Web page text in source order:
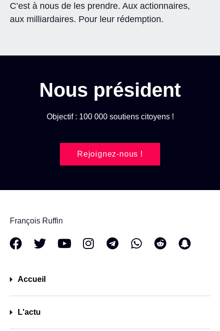
C’est à nous de les prendre. Aux actionnaires,
aux milliardaires. Pour leur rédemption.
Nous président
Objectif : 100 000 soutiens citoyens !
Rejoignez-nous !
François Ruffin
Accueil
L'actu